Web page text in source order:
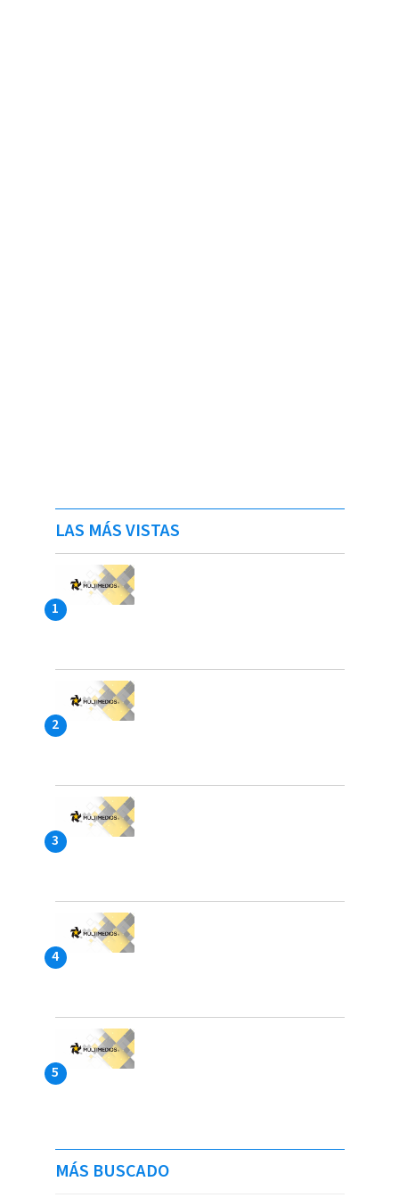
LAS MÁS VISTAS
MÁS BUSCADO